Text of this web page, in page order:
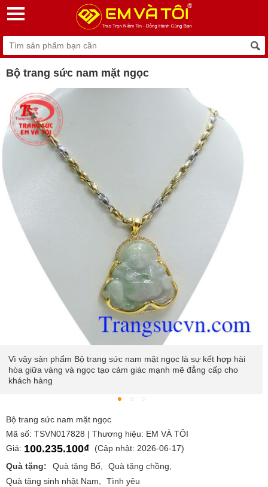
Bộ trang sức nam mặt ngọc
Vì vậy sản phẩm Bộ trang sức nam mặt ngọc là sự kết hợp hài
hòa giữa vàng và ngọc tạo cảm giác mạnh mẽ đẳng cấp cho
khách hàng
Bộ trang sức nam mặt ngọc
Mã số: TSVN017828 | Thương hiệu: EM VÀ TÔI
Giá: 100.235.100₫
(Cập nhật: 2026-06-17)
Quà tặng:
Quà tặng Bố
Quà tặng chồng
Quà tặng sinh nhật Nam
Tình yêu